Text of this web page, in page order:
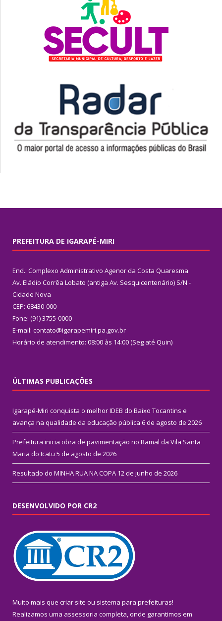
PREFEITURA DE IGARAPÉ-MIRI
End.: Complexo Administrativo Agenor da Costa Quaresma
Av. Eládio Corrêa Lobato (antiga Av. Sesquicentenário) S/N -
Cidade Nova
CEP: 68430-000
Fone: (91) 3755-0000
E-mail: contato@igarapemiri.pa.gov.br
Horário de atendimento: 08:00 às 14:00 (Seg até Quin)
ÚLTIMAS PUBLICAÇÕES
Igarapé-Miri conquista o melhor IDEB do Baixo Tocantins e
avança na qualidade da educação pública 6 de agosto de 2026
Prefeitura inicia obra de pavimentação no Ramal da Vila Santa
Maria do Icatu 5 de agosto de 2026
Resultado do MINHA RUA NA COPA 12 de junho de 2026
DESENVOLVIDO POR CR2
Muito mais que criar site ou sistema para prefeituras!
Realizamos uma assessoria completa, onde garantimos em